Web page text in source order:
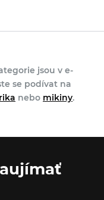
jsou v e-
se podívat na
nebo mikiny.